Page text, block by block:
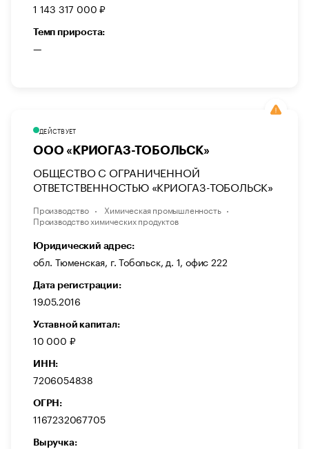
1 143 317 000 ₽
Темп прироста:
—
ДЕЙСТВУЕТ
ООО «КРИОГАЗ-ТОБОЛЬСК»
ОБЩЕСТВО С ОГРАНИЧЕННОЙ
ОТВЕТСТВЕННОСТЬЮ «КРИОГАЗ-ТОБОЛЬСК»
Производство
Химическая промышленность
Производство химических продуктов
Юридический адрес:
обл. Тюменская, г. Тобольск, д. 1, офис 222
Дата регистрации:
19.05.2016
Уставной капитал:
10 000 ₽
ИНН:
7206054838
ОГРН:
1167232067705
Выручка: